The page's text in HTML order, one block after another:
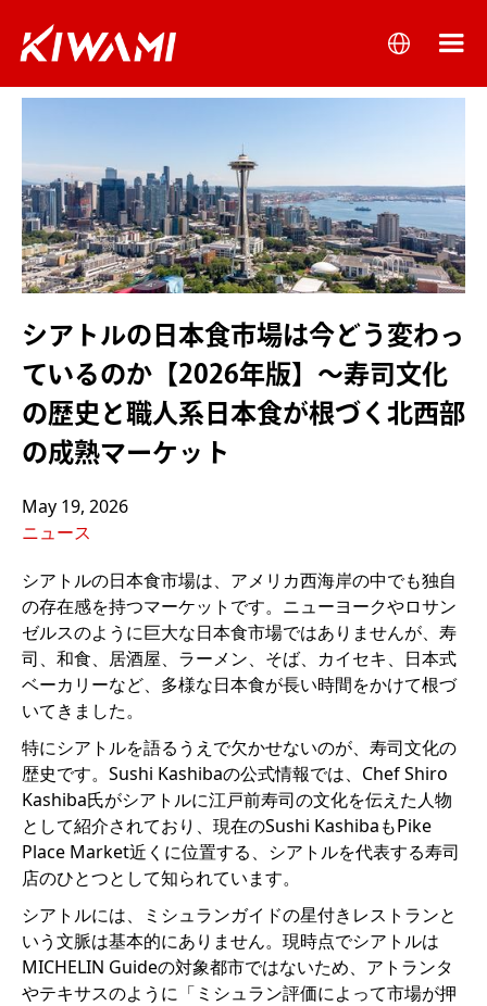
シアトルの日本食市場は今どう変わっ
ているのか【2026年版】～寿司文化
の歴史と職人系日本食が根づく北西部
の成熟マーケット
May 19, 2026
ニュース
シアトルの日本食市場は、アメリカ西海岸の中でも独自
の存在感を持つマーケットです。ニューヨークやロサン
ゼルスのように巨大な日本食市場ではありませんが、寿
司、和食、居酒屋、ラーメン、そば、カイセキ、日本式
ベーカリーなど、多様な日本食が長い時間をかけて根づ
いてきました。
特にシアトルを語るうえで欠かせないのが、寿司文化の
歴史です。Sushi Kashibaの公式情報では、Chef Shiro
Kashiba氏がシアトルに江戸前寿司の文化を伝えた人物
として紹介されており、現在のSushi KashibaもPike
Place Market近くに位置する、シアトルを代表する寿司
店のひとつとして知られています。
シアトルには、ミシュランガイドの星付きレストランと
いう文脈は基本的にありません。現時点でシアトルは
MICHELIN Guideの対象都市ではないため、アトランタ
やテキサスのように「ミシュラン評価によって市場が押